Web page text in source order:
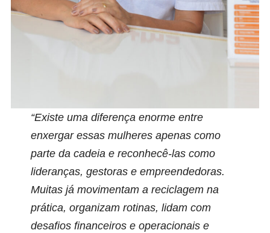
“Existe uma diferença enorme entre
enxergar essas mulheres apenas como
parte da cadeia e reconhecê-las como
lideranças, gestoras e empreendedoras.
Muitas já movimentam a reciclagem na
prática, organizam rotinas, lidam com
desafios financeiros e operacionais e